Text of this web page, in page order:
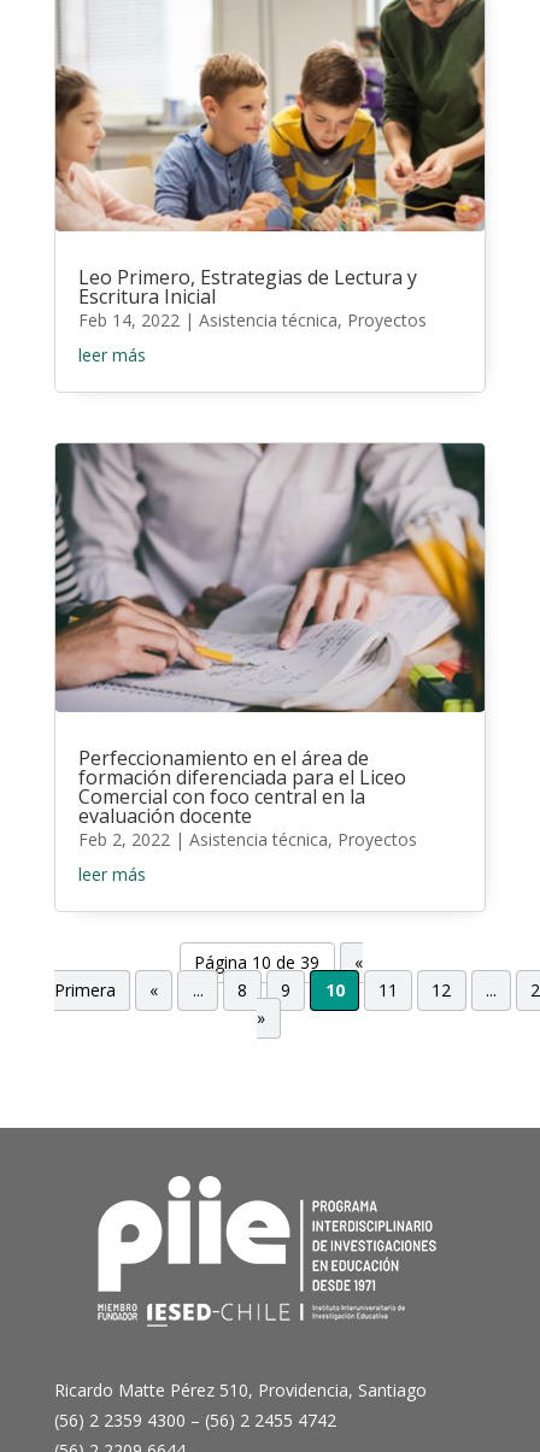
Leo Primero, Estrategias de Lectura y
Escritura Inicial
Feb 14, 2022| Asistencia técnica, Proyectos
leer más
Perfeccionamiento en el área de
formación diferenciada para el Liceo
Comercial con foco central en la
evaluación docente
Feb 2, 2022| Asistencia técnica, Proyectos
leer más
Página 10 de 39
«
Primera
« ... 8 9 10 11 12 ...
»
Ricardo Matte Pérez 510, Providencia, Santiago
(56) 2 2359 4300 – (56) 2 2455 4742